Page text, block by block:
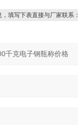
填写下表直接与厂家联系：